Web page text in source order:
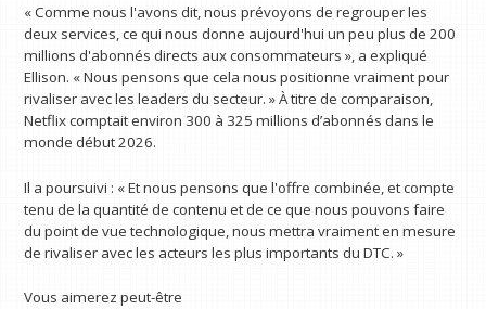
« Comme nous l'avons dit, nous prévoyons de regrouper les
deux services, ce qui nous donne aujourd'hui un peu plus de 200
millions d'abonnés directs aux consommateurs », a expliqué
Ellison. « Nous pensons que cela nous positionne vraiment pour
rivaliser avec les leaders du secteur. » À titre de comparaison,
Netflix comptait environ 300 à 325 millions d’abonnés dans le
monde début 2026.
Il a poursuivi : « Et nous pensons que l'offre combinée, et compte
tenu de la quantité de contenu et de ce que nous pouvons faire
du point de vue technologique, nous mettra vraiment en mesure
de rivaliser avec les acteurs les plus importants du DTC. »
Vous aimerez peut-être